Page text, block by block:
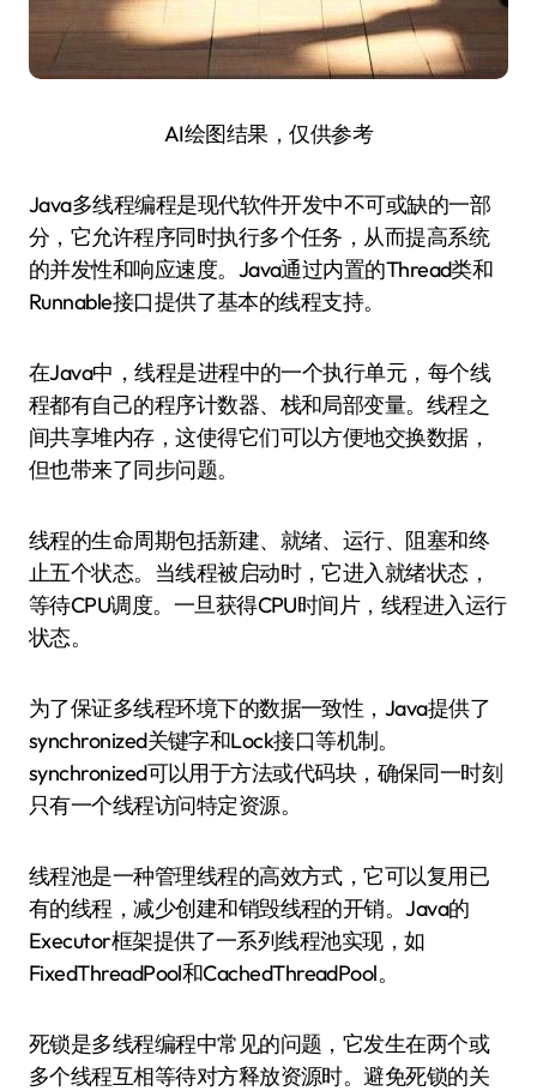
AI绘图结果，仅供参考
Java多线程编程是现代软件开发中不可或缺的一部
分，它允许程序同时执行多个任务，从而提高系统
的并发性和响应速度。Java通过内置的Thread类和
Runnable接口提供了基本的线程支持。
在Java中，线程是进程中的一个执行单元，每个线
程都有自己的程序计数器、栈和局部变量。线程之
间共享堆内存，这使得它们可以方便地交换数据，
但也带来了同步问题。
线程的生命周期包括新建、就绪、运行、阻塞和终
止五个状态。当线程被启动时，它进入就绪状态，
等待CPU调度。一旦获得CPU时间片，线程进入运行
状态。
为了保证多线程环境下的数据一致性，Java提供了
synchronized关键字和Lock接口等机制。
synchronized可以用于方法或代码块，确保同一时刻
只有一个线程访问特定资源。
线程池是一种管理线程的高效方式，它可以复用已
有的线程，减少创建和销毁线程的开销。Java的
Executor框架提供了一系列线程池实现，如
FixedThreadPool和CachedThreadPool。
死锁是多线程编程中常见的问题，它发生在两个或
多个线程互相等待对方释放资源时。避免死锁的关